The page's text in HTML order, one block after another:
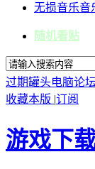
无损音乐音
随机看贴
过期罐头电脑论
收藏本版 |订阅
游戏下